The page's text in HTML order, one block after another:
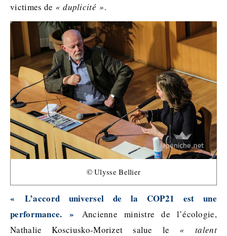
victimes de « duplicité ».
© Ulysse Bellier
« L’accord universel de la COP21 est une
performance. » Ancienne ministre de l’écologie,
Nathalie Kosciusko-Morizet salue le « talent